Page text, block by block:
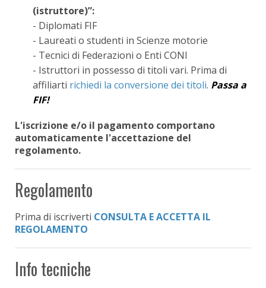
(istruttore)”:
- Diplomati FIF
- Laureati o studenti in Scienze motorie
- Tecnici di Federazioni o Enti CONI
- Istruttori in possesso di titoli vari. Prima di
affiliarti richiedi la conversione dei titoli. Passa a
FIF!
L'iscrizione e/o il pagamento comportano
automaticamente l'accettazione del
regolamento.
Regolamento
Prima di iscriverti CONSULTA E ACCETTA IL
REGOLAMENTO
Info tecniche